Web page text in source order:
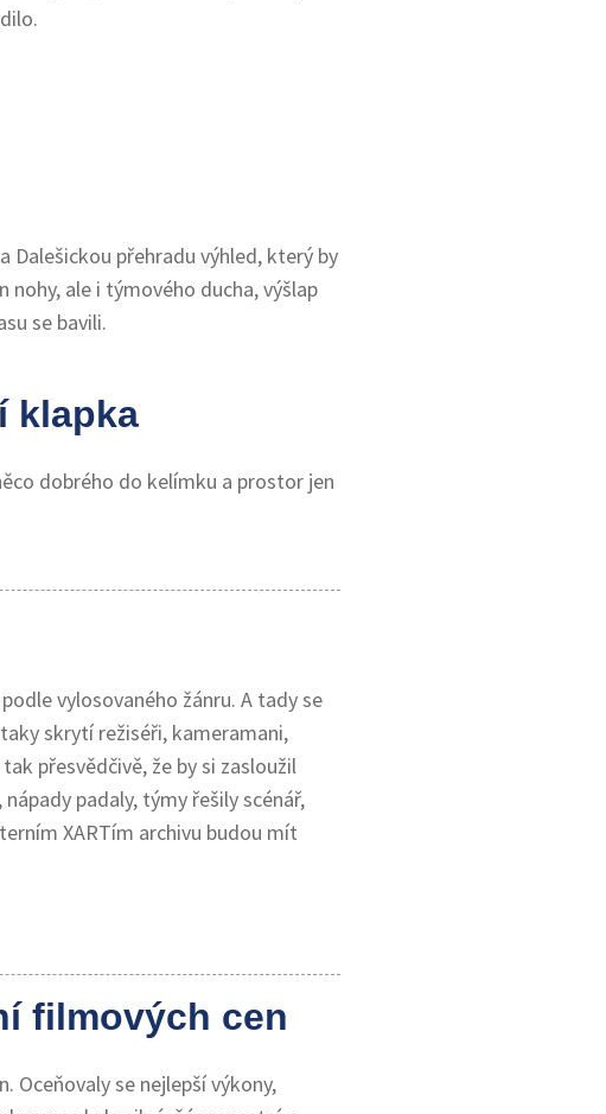
Dalešickou přehradu výhled, který by
nohy, ale i týmového ducha, výšlap
se bavili.
klapka
dobrého do kelímku a prostor jen
vylosovaného žánru. A tady se
skrytí režiséři, kameramani,
přesvědčivě, že by si zasloužil
padaly, týmy řešily scénář,
XARTím archivu budou mít
filmových cen
Oceňovaly se nejlepší výkony,